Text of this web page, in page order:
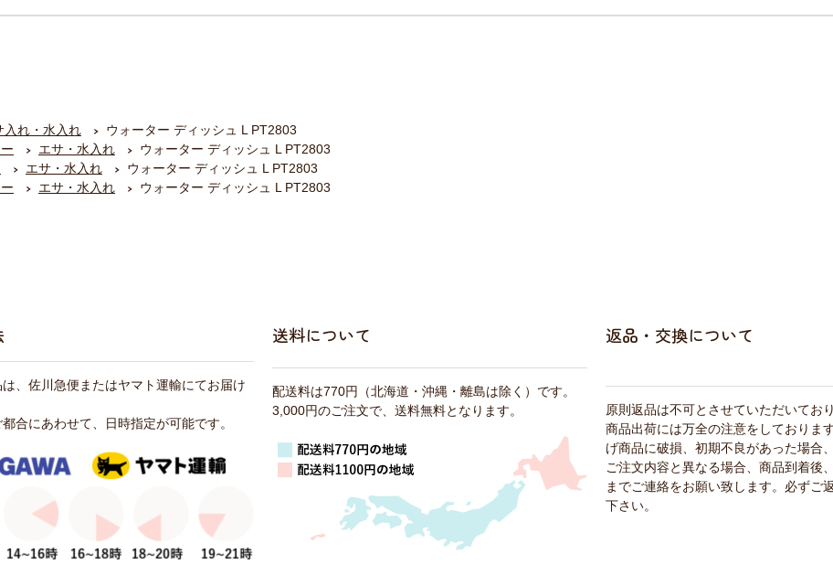
入れ・水入れ
ウォーター ディッシュ L PT2803
エサ・水入れ
ウォーター ディッシュ L PT2803
エサ・水入れ
ウォーター ディッシュ L PT2803
エサ・水入れ ウォーター ディッシュ L PT2803
、佐川急便またはヤマト運輸にてお届け
合にあわせて、日時指定が可能です。
送料について
配送料は770円（北海道・沖縄・離島は除く）です。
3,000円のご注文で、送料無料となります。
返品・交換について
原則返品は不可とさせていただいてお
商品出荷には万全の注意をしておりま
げ商品に破損、初期不良があった場合
ご注文内容と異なる場合、商品到着後
までご連絡をお願い致します。必ずご
下さい。